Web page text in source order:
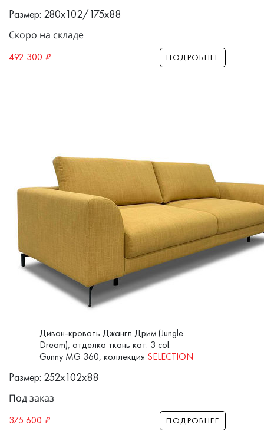
Размер: 280x102/175x88
Скоро на складе
492 300 ₽ ПОДРОБНЕЕ
Диван-кровать Джангл Дрим (Jungle
Dream), отделка ткань кат. 3 col.
Gunny MG 360, коллекция SELECTION
Размер: 252x102x88
Под заказ
375 600 ₽ ПОДРОБНЕЕ